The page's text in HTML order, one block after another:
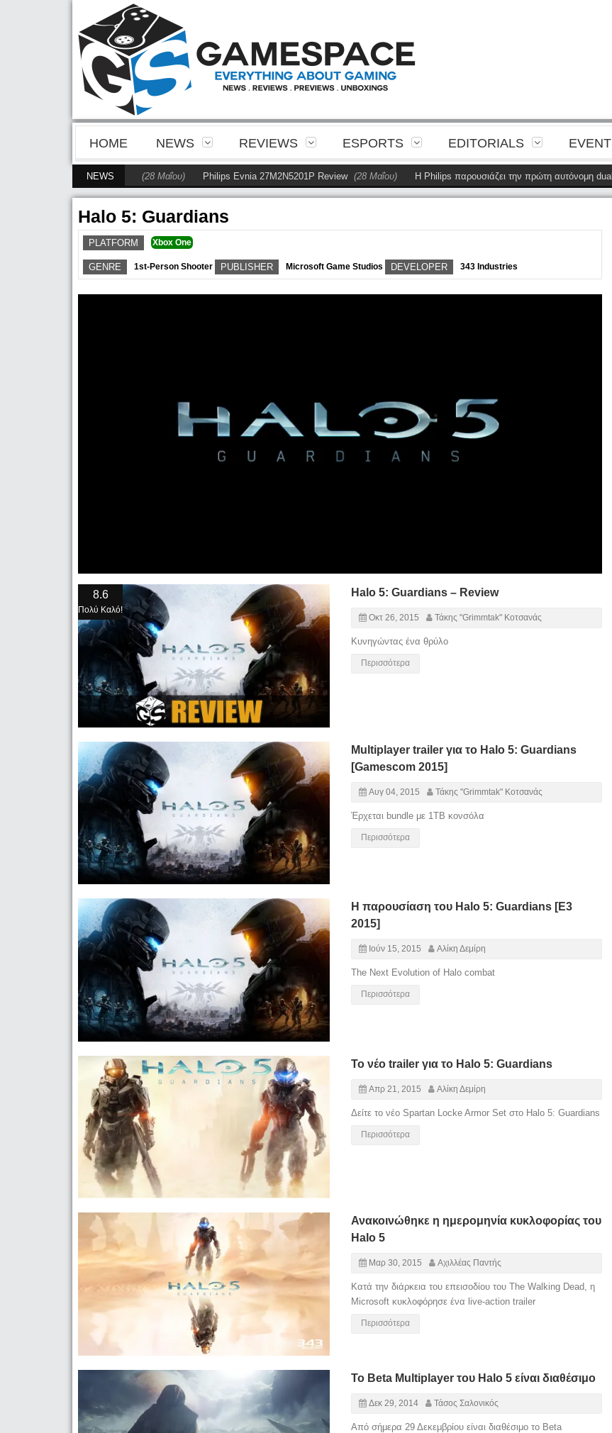
HOME NEWS REVIEWS ESPORTS EDITORIALS
NEWS
competitive gaming (28 Μαΐου) Philips Evnia 27M2N5201P Review (28 Μαΐου) Η Philips παρουσιάζει την πρώτη αυτόνομη dual-sided
Halo 5: Guardians
PLATFORM Xbox One
GENRE 1st-Person Shooter PUBLISHER Microsoft Game Studios DEVELOPER 343 Industries
8.6
Πολύ Καλό!
Halo 5: Guardians – Review
Οκτ 26, 2015 Τάκης "Grimmtak" Κοτσανάς
Κυνηγώντας ένα θρύλο
Περισσότερα
Multiplayer trailer για το Halo 5: Guardians
[Gamescom 2015]
Αυγ 04, 2015 Τάκης "Grimmtak" Κοτσανάς
Έρχεται bundle με 1TB κονσόλα
Περισσότερα
Η παρουσίαση του Halo 5: Guardians [E3
2015]
Ιούν 15, 2015 Αλίκη Δεμίρη
The Next Evolution of Halo combat
Περισσότερα
Το νέο trailer για το Halo 5: Guardians
Απρ 21, 2015 Αλίκη Δεμίρη
Δείτε το νέο Spartan Locke Armor Set στο Halo 5: Guardians
Περισσότερα
Ανακοινώθηκε η ημερομηνία κυκλοφορίας του
Halo 5
Μαρ 30, 2015 Αχιλλέας Παντής
Κατά την διάρκεια του επεισοδίου του The Walking Dead, η
Microsoft κυκλοφόρησε ένα live-action trailer
Περισσότερα
Το Beta Multiplayer του Halo 5 είναι διαθέσιμο
Δεκ 29, 2014 Τάσος Σαλονικός
Από σήμερα 29 Δεκεμβρίου είναι διαθέσιμο το Beta